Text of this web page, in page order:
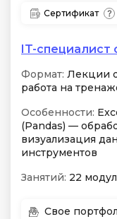
Сертификат
IT-специалист
Формат: Лекции
работа на
Особенности:
(Pandas) —
визуализация
инструментов
Занятий: 22
Свое